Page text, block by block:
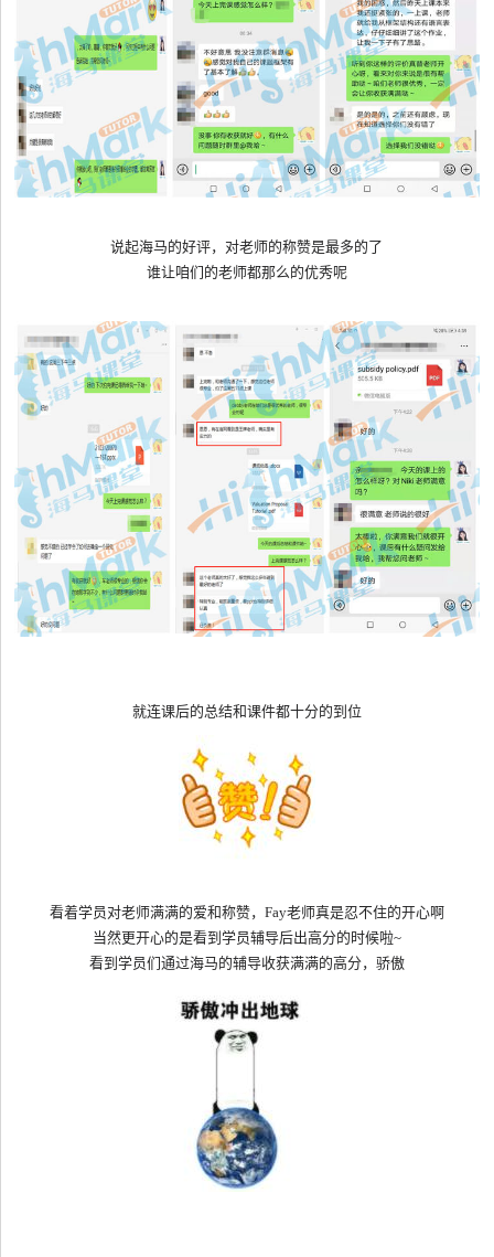
说起海马的好评，对老师的称赞是最多的了
谁让咱们的老师都那么的优秀呢
就连课后的总结和课件都十分的到位
看着学员对老师满满的爱和称赞， Fay老师真是忍不住的开心啊
当然更开心的是看到学员辅导后出高分的时候啦~
看到学员们通过海马的辅导收获满满的高分，骄傲